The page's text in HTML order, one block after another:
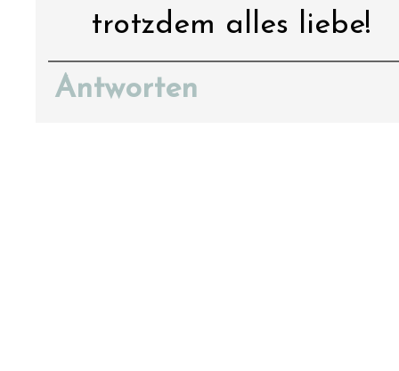
trotzdem alles liebe!
Antworten